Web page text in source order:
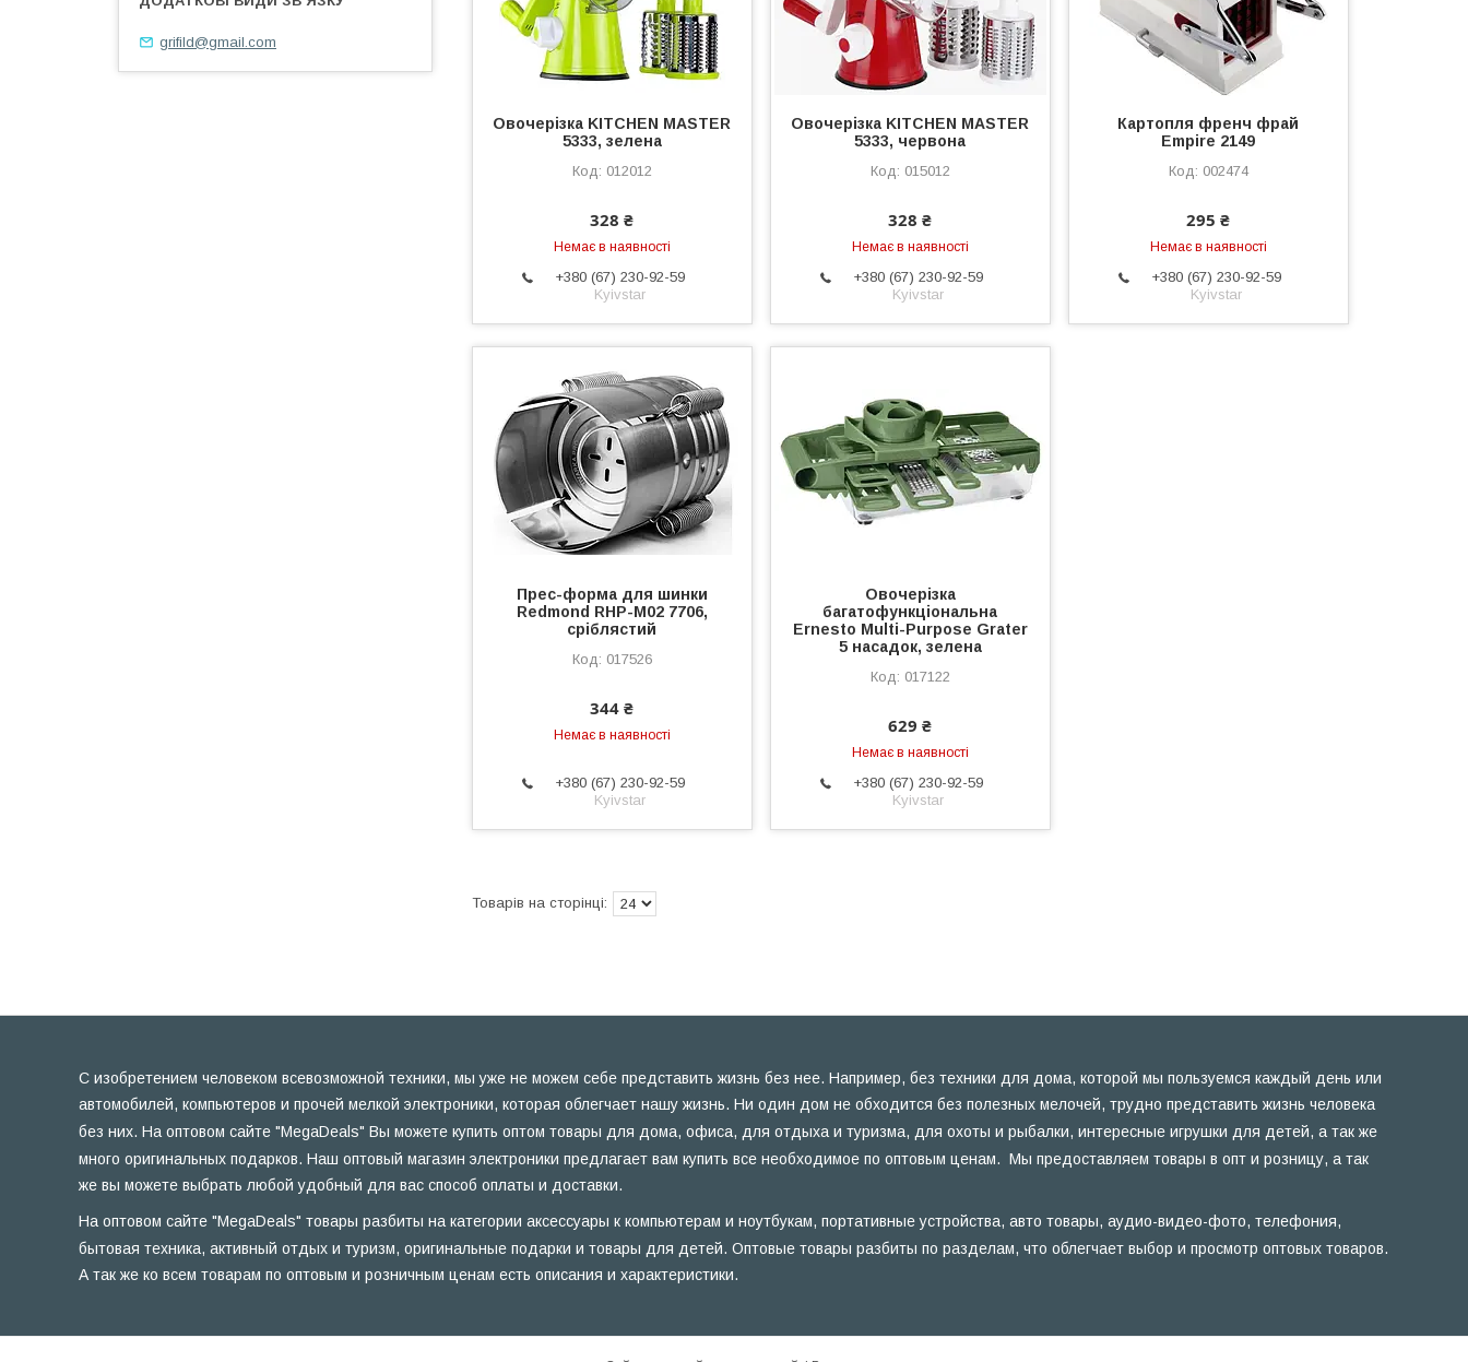
Овочерізка KITCHEN MASTER
5333, зелена
012012
328 ₴
Немає в наявності
+380 (67) 230-92-59
Kyivstar
Овочерізка KITCHEN MASTER
5333, червона
015012
328 ₴
Немає в наявності
+380 (67) 230-92-59
Kyivstar
Картопля френч фрай
Empire 2149
002474
295 ₴
Немає в наявності
+380 (67) 230-92-59
Kyivstar
Прес-форма для шинки
Redmond RHP-M02 7706,
сріблястий
017526
344 ₴
Немає в наявності
+380 (67) 230-92-59
Kyivstar
Овочерізка
багатофункціональна
Ernesto Multi-Purpose Grater
5 насадок, зелена
017122
629 ₴
Немає в наявності
+380 (67) 230-92-59
Kyivstar
grifild@gmail.com
С изобретением человеком всевозможной техники, мы уже не можем себе представить жизнь без нее. Например, без техники для дома, которой мы пользуемся каждый день или
автомобилей, компьютеров и прочей мелкой электроники, которая облегчает нашу жизнь. Ни один дом не обходится без полезных мелочей, трудно представить жизнь человека
без них. На оптовом сайте "MegaDeals" Вы можете купить оптом товары для дома, офиса, для отдыха и туризма, для охоты и рыбалки, интересные игрушки для детей, а так же
много оригинальных подарков. Наш оптовый магазин электроники предлагает вам купить все необходимое по оптовым ценам. Мы предоставляем товары в опт и розницу, а так
же вы можете выбрать любой удобный для вас способ оплаты и доставки.
На оптовом сайте "MegaDeals" товары разбиты на категории аксессуары к компьютерам и ноутбукам, портативные устройства, авто товары, аудио-видео-фото, телефония,
бытовая техника, активный отдых и туризм, оригинальные подарки и товары для детей. Оптовые товары разбиты по разделам, что облегчает выбор и просмотр оптовых товаров.
А так же ко всем товарам по оптовым и розничным ценам есть описания и характеристики.